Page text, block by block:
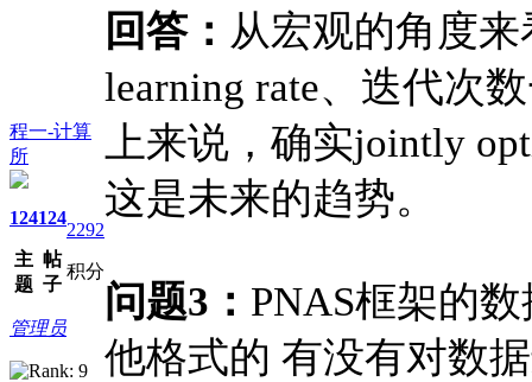
程一-计算
所
124
主
题
124
帖
子
2292
积分
管理员
回答： 从宏观的角度
learning rate、迭代次
上来说，确实jointly
这是未来的趋势。
问题3： PNAS框架的
他格式的 有没有对数